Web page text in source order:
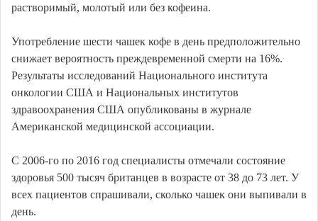
растворимый, молотый или без кофеина.
Употребление шести чашек кофе в день предположительно
снижает вероятность преждевременной смерти на 16%.
Результаты исследований Национального института
онкологии США и Национальных институтов
здравоохранения США опубликованы в журнале
Американской медицинской ассоциации.
С 2006-го по 2016 год специалисты отмечали состояние
здоровья 500 тысяч британцев в возрасте от 38 до 73 лет. У
всех пациентов спрашивали, сколько чашек они выпивали в
день.